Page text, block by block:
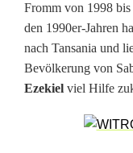
n
s
a
Fromm von 1998
den 1990er-Jahren
nach Tansania und
Bevölkerung von
Ezekiel viel Hilfe